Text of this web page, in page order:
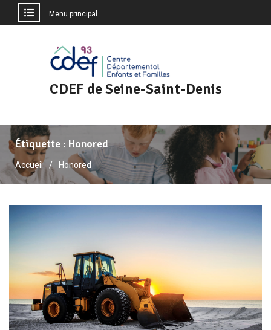
Menu principal
CDEF de Seine-Saint-Denis
Étiquette : Honored
Accueil Honored